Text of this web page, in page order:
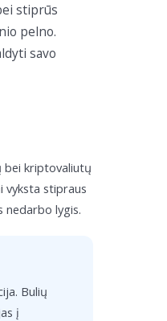
stiprūs
pelno.
savo
bei kriptovaliutų
vyksta stipraus
nedarbo lygis.
Bulių
į